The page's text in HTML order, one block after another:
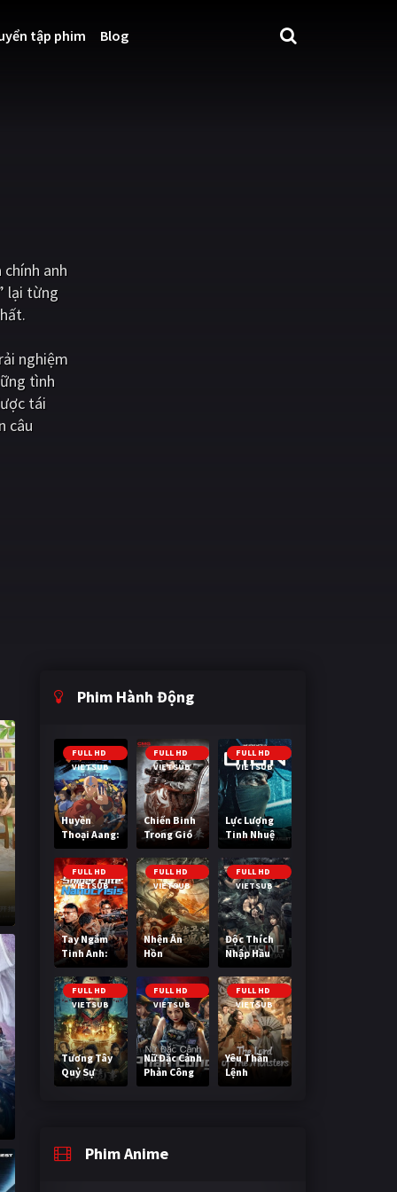
tập phim Blog
anh
lại từng
nghiệm
tình
tái
câu
Phim Hành Động
FULL HD
VIETSUB
Huyền
Thoại Aang:
Tiết Khí Sư
Cuối Cùng
FULL HD
VIETSUB
Chiến Binh
Trong Gió
FULL HD
VIETSUB
Lực Lượng
Tinh Nhuệ
FULL HD
VIETSUB
Tay Ngắm
Tinh Anh:
Nguy Cơ
Nano
FULL HD
VIETSUB
Nhện Ăn
Hồn
FULL HD
VIETSUB
Độc Thích
Nhập Hầu
FULL HD
VIETSUB
Tương Tây
Quỷ Sự
FULL HD
VIETSUB
Nữ Đặc Cảnh
Phản Công
FULL HD
VIETSUB
Yêu Thần
Lệnh
Phim Anime